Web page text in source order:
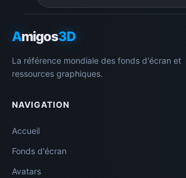
Amigos3D
La référence mondiale des fonds d'écran et
ressources graphiques.
NAVIGATION
Accueil
Fonds d'écran
Avatars